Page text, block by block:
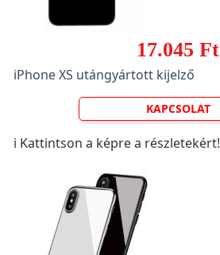
17.045 Ft
iPhone XS utángyártott kijelző
KAPCSOLAT
ℹ️ Kattintson a képre a részletekért!